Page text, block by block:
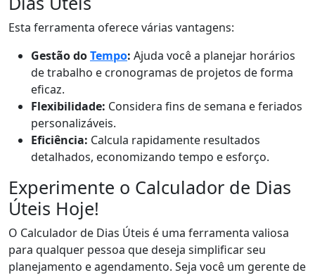
Esta ferramenta oferece várias vantagens:
Gestão doTempo: Ajuda você a planejar horários
de trabalho e cronogramas de projetos de forma
eficaz.
Flexibilidade: Considera fins de semana e feriados
personalizáveis.
Eficiência: Calcula rapidamente resultados
detalhados, economizando tempo e esforço.
Experimente o Calculador de Dias
Úteis Hoje!
O Calculador de Dias Úteis é uma ferramenta valiosa
para qualquer pessoa que deseja simplificar seu
planejamento e agendamento. Seja você um gerente de